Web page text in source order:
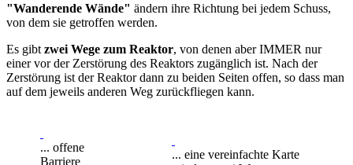
"Wanderende Wände" ändern ihre Richtung bei jedem Schuss,
von dem sie getroffen werden.
Es gibt zwei Wege zum Reaktor, von denen aber IMMER nur
einer vor der Zerstörung des Reaktors zugänglich ist. Nach der
Zerstörung ist der Reaktor dann zu beiden Seiten offen, so dass man
auf dem jeweils anderen Weg zurückfliegen kann.
... offene
Barriere
... eine vereinfachte Karte